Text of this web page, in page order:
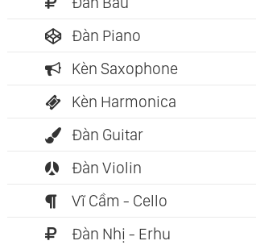
Tinh Hoa Đạo Học
Đông Phương
Đàn Piano
Kèn Saxophone
Kèn Harmonica
Đàn Guitar
Đàn Violin
Vĩ Cầm - Cello
Đàn Nhị - Erhu